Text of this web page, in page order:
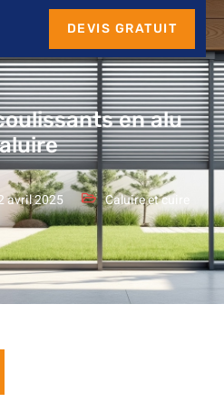
DEVIS GRATUIT
en alu
avril 2025 Caluire et cuire